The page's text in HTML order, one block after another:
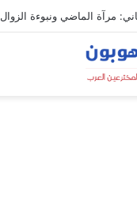
مرآة الماضي ونبوءة الزوال